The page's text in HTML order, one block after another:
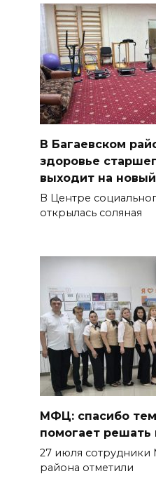
В Багаевском
здоровье
выходит на
В Центре
открылась соляная
МФЦ: спасибо
помогает
27 июля сотрудники
района отметили